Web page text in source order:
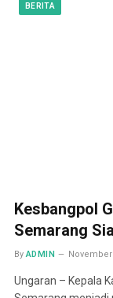
BERITA
Kesbangpol
Semarang
By ADMIN November
Ungaran – Kepala